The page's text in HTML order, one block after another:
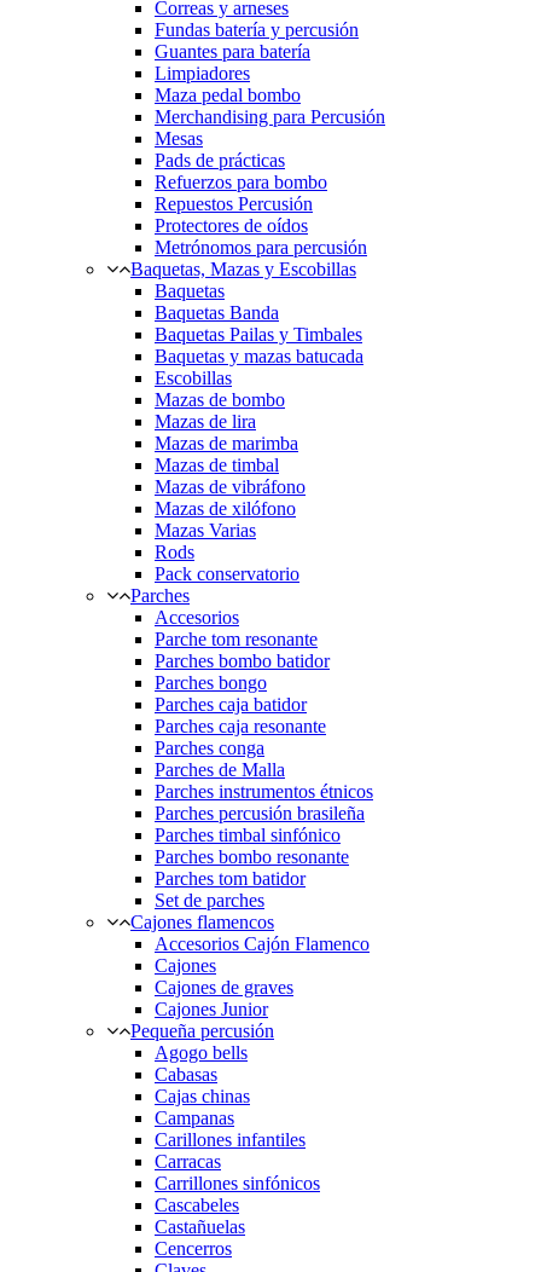
Correas y arneses
Fundas batería y percusión
Guantes para batería
Limpiadores
Maza pedal bombo
Merchandising para Percusión
Mesas
Pads de prácticas
Refuerzos para bombo
Repuestos Percusión
Protectores de oídos
Metrónomos para percusión
Baquetas, Mazas y Escobillas
Baquetas
Baquetas Banda
Baquetas Pailas y Timbales
Baquetas y mazas batucada
Escobillas
Mazas de bombo
Mazas de lira
Mazas de marimba
Mazas de timbal
Mazas de vibráfono
Mazas de xilófono
Mazas Varias
Rods
Pack conservatorio
Parches
Accesorios
Parche tom resonante
Parches bombo batidor
Parches bongo
Parches caja batidor
Parches caja resonante
Parches conga
Parches de Malla
Parches instrumentos étnicos
Parches percusión brasileña
Parches timbal sinfónico
Parches bombo resonante
Parches tom batidor
Set de parches
Cajones flamencos
Accesorios Cajón Flamenco
Cajones
Cajones de graves
Cajones Junior
Pequeña percusión
Agogo bells
Cabasas
Cajas chinas
Campanas
Carillones infantiles
Carracas
Carrillones sinfónicos
Cascabeles
Castañuelas
Cencerros